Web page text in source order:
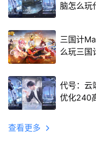
脑怎么玩
三国计
么玩三国
代号：云
优化240
查看更多